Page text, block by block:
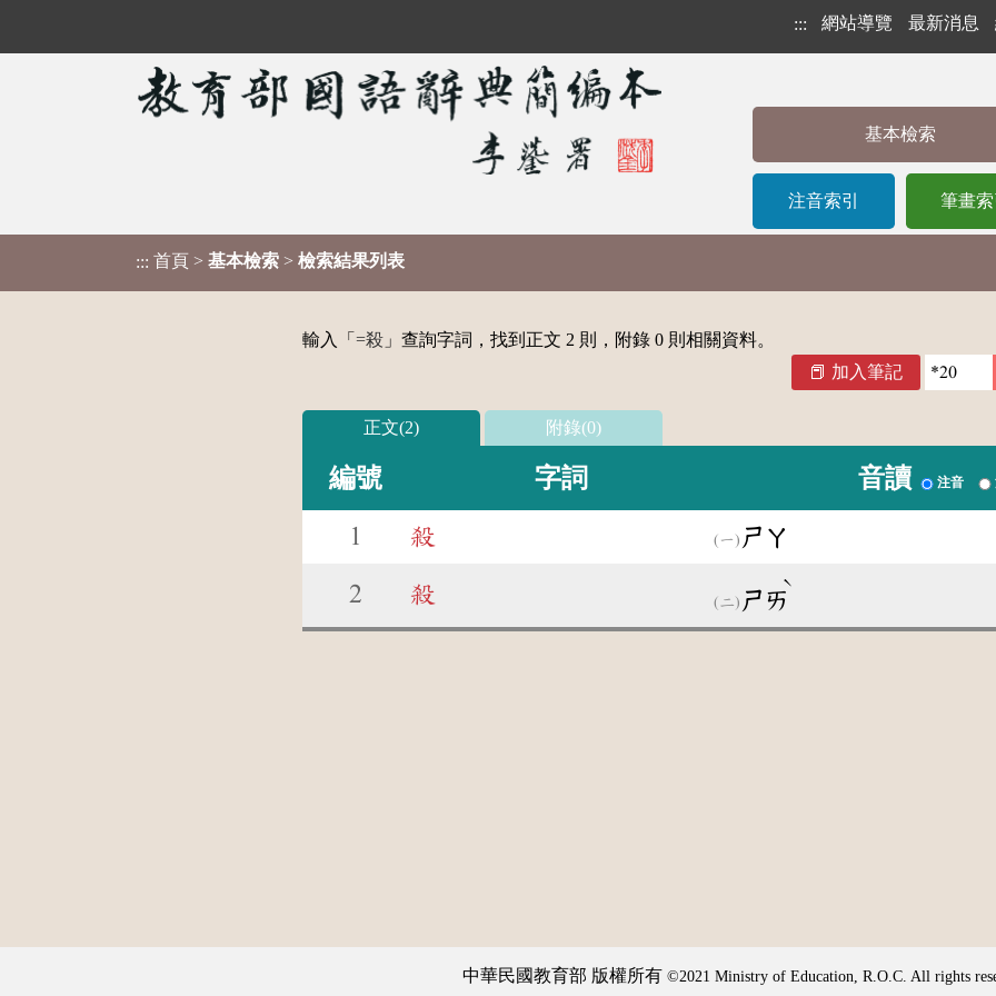
::: 網站導覽 最新消息
基本檢索
注音索引 筆畫索
::: 首頁 > 基本檢索 > 檢索結果列表
輸入「 =殺 」查詢字詞，找到正文 2 則，附錄 0 則相關資料。
加入筆記
正文(2) 附錄(0)
編號 字詞 音讀 注音
1 殺 ㄕㄚ
2 殺 ㄕㄞ
ˋ
中華民國教育部 版權所有 ©2021 Ministry of Education, R.O.C. All rights